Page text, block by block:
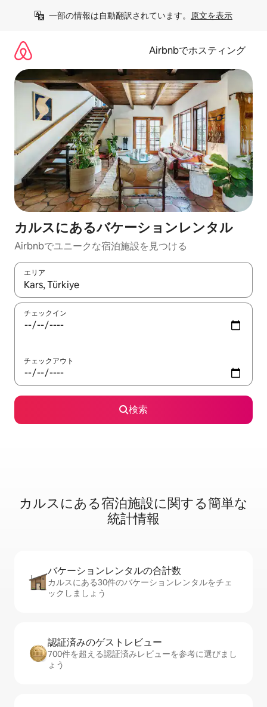
一部の情報は自動翻訳されています。 原文を表示
Airbnbでホスティング
カルスにあるバケーションレンタル
Airbnbでユニークな宿泊施設を見つける
エリア
検索結果が表示されたら、上下の矢印キーを使って移動するか
チェックイン
チェックアウト
検索
カルスに⁠あ⁠る宿⁠泊⁠施⁠設⁠に関⁠す⁠る簡⁠単⁠な
統⁠計⁠情⁠報
バケーションレ⁠ン⁠タ⁠ル⁠の合⁠計⁠数
カルスにある30件のバケーションレンタルをチェ
ックしましょう
認証済みのゲ⁠ス⁠ト⁠レ⁠ビ⁠ュ⁠ー
700件を超える認証済みレビューを参考に選びまし
ょう